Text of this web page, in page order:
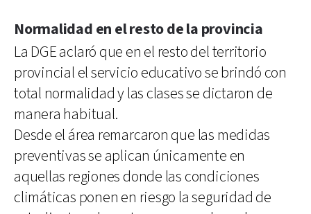
Normalidad en el resto de la provincia
La DGE aclaró que en el resto del territorio
provincial el servicio educativo se brindó con
total normalidad y las clases se dictaron de
manera habitual.
Desde el área remarcaron que las medidas
preventivas se aplican únicamente en
aquellas regiones donde las condiciones
climáticas ponen en riesgo la seguridad de